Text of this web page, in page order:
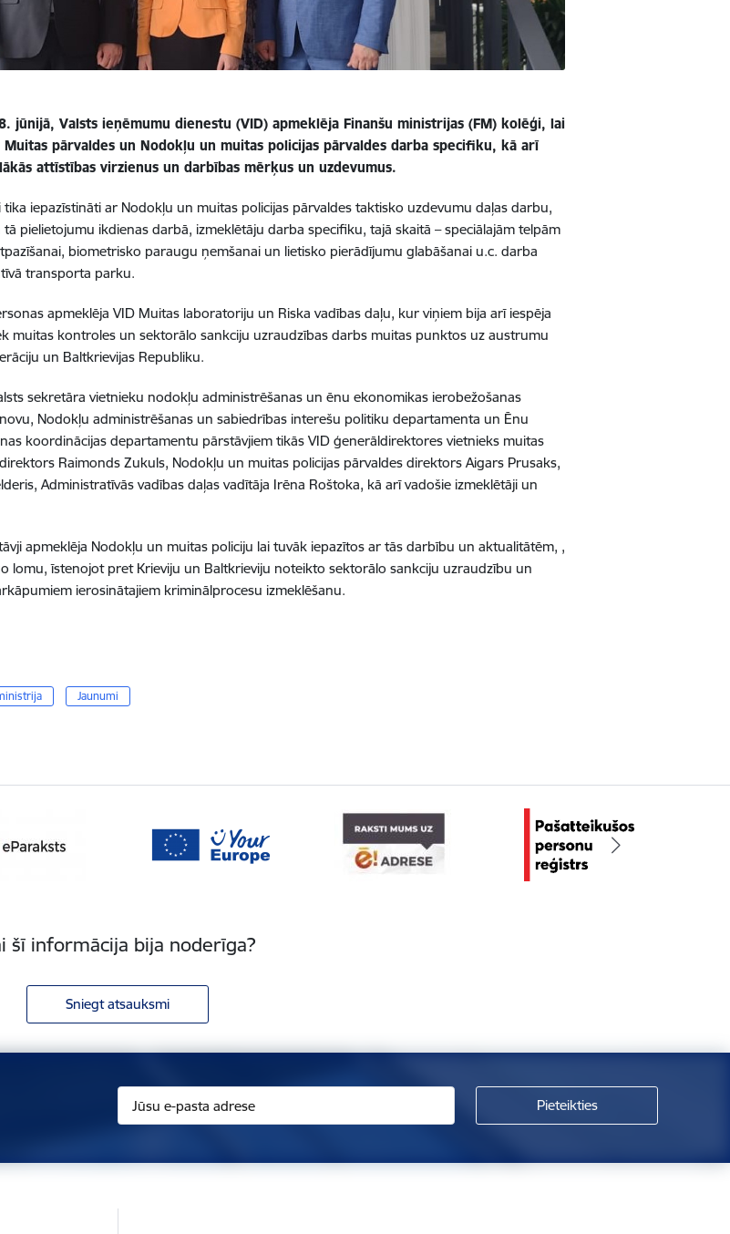
jūnijā, Valsts ieņēmumu dienestu (VID) apmeklēja Finanšu ministrijas (FM) kolēģi, lai
pārvaldes un Nodokļu un muitas policijas pārvaldes darba specifiku, kā arī
attīstības virzienus un darbības mērķus un uzdevumus.
tika iepazīstināti ar Nodokļu un muitas policijas pārvaldes taktisko uzdevumu daļas darbu,
pielietojumu ikdienas darbā, izmeklētāju darba specifiku, tajā skaitā – speciālajām telpām
biometrisko paraugu ņemšanai un lietisko pierādījumu glabāšanai u.c. darba
transporta parku.
apmeklēja VID Muitas laboratoriju un Riska vadības daļu, kur viņiem bija arī iespēja
muitas kontroles un sektorālo sankciju uzraudzības darbs muitas punktos uz austrumu
un Baltkrievijas Republiku.
sekretāra vietnieku nodokļu administrēšanas un ēnu ekonomikas ierobežošanas
Nodokļu administrēšanas un sabiedrības interešu politiku departamenta un Ēnu
koordinācijas departamentu pārstāvjiem tikās VID ģenerāldirektores vietnieks muitas
Raimonds Zukuls, Nodokļu un muitas policijas pārvaldes direktors Aigars Prusaks,
Administratīvās vadības daļas vadītāja Irēna Roštoka, kā arī vadošie izmeklētāji un
apmeklēja Nodokļu un muitas policiju lai tuvāk iepazītos ar tās darbību un aktualitātēm, ,
lomu, īstenojot pret Krieviju un Baltkrieviju noteikto sektorālo sankciju uzraudzību un
ierosinātajiem kriminālprocesu izmeklēšanu.
Jaunumi
šī informācija bija noderīga?
Sniegt atsauksmi